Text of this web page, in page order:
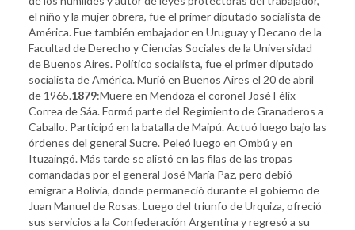
el niño y la mujer obrera, fue el primer diputado socialista de
América. Fue también embajador en Uruguay y Decano de la
Facultad de Derecho y Ciencias Sociales de la Universidad
de Buenos Aires. Político socialista, fue el primer diputado
socialista de América. Murió en Buenos Aires el 20 de abril
de 1965.1879:Muere en Mendoza el coronel José Félix
Correa de Sáa. Formó parte del Regimiento de Granaderos a
Caballo. Participó en la batalla de Maipú. Actuó luego bajo las
órdenes del general Sucre. Peleó luego en Ombú y en
Ituzaingó. Más tarde se alistó en las filas de las tropas
comandadas por el general José María Paz, pero debió
emigrar a Bolivia, donde permaneció durante el gobierno de
Juan Manuel de Rosas. Luego del triunfo de Urquiza, ofreció
sus servicios a la Confederación Argentina y regresó a su